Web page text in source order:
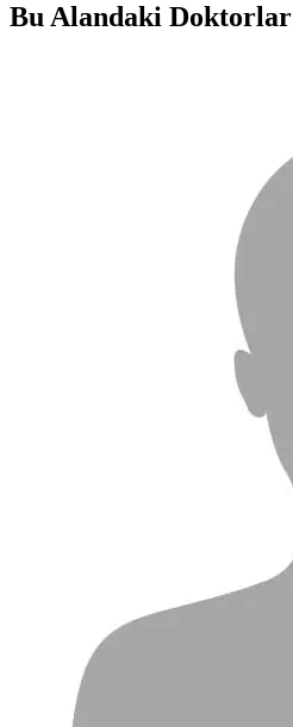
Bu Alandaki Doktorlar